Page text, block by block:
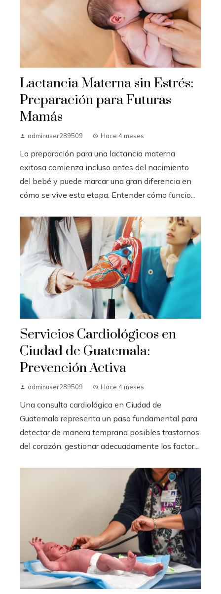
Lactancia Materna sin Estrés:
Preparación para Futuras
Mamás
adminuser289509 Hace 4 meses
La preparación para una lactancia materna
exitosa comienza incluso antes del nacimiento
del bebé y puede marcar una gran diferencia en
cómo se vive esta etapa. Entender cómo funcio...
Servicios Cardiológicos en
Ciudad de Guatemala:
Prevención Activa
adminuser289509 Hace 4 meses
Una consulta cardiológica en Ciudad de
Guatemala representa un paso fundamental para
detectar de manera temprana posibles trastornos
del corazón, gestionar adecuadamente los factor...